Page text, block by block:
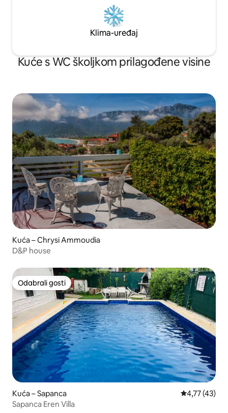
Klima-uređaj
Kuće s WC školjkom prilagođene visine
Kuća – Chrysi Ammoudia
D&P house
Odabrali gosti
Odabrali gosti
Kuća – Sapanca Prosječna
4,77 (43)
Sapanca Eren Villa